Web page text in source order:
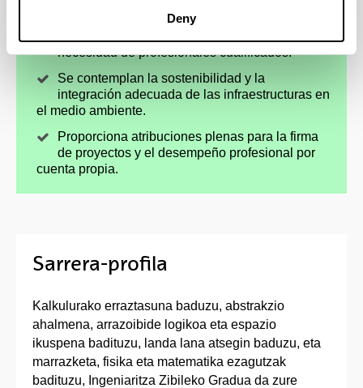
Deny
necesidad de profesionales cualificados.
Se contemplan la sostenibilidad y la
integración adecuada de las infraestructuras en
el medio ambiente.
Proporciona atribuciones plenas para la firma
de proyectos y el desempeño profesional por
cuenta propia.
Sarrera-profila
Kalkulurako erraztasuna baduzu, abstrakzio
ahalmena, arrazoibide logikoa eta espazio
ikuspena badituzu, landa lana atsegin baduzu, eta
marrazketa, fisika eta matematika ezagutzak
badituzu, Ingeniaritza Zibileko Gradua da zure